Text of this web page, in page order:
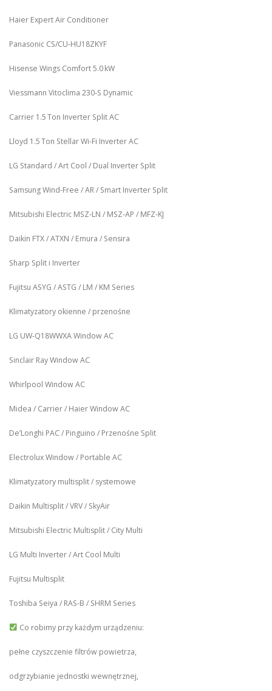
Haier Expert Air Conditioner
Panasonic CS/CU‑HU18ZKYF
Hisense Wings Comfort 5.0 kW
Viessmann Vitoclima 230‑S Dynamic
Carrier 1.5 Ton Inverter Split AC
Lloyd 1.5 Ton Stellar Wi‑Fi Inverter AC
LG Standard / Art Cool / Dual Inverter Split
Samsung Wind-Free / AR / Smart Inverter Split
Mitsubishi Electric MSZ‑LN / MSZ‑AP / MFZ-KJ
Daikin FTX / ATXN / Emura / Sensira
Sharp Split i Inverter
Fujitsu ASYG / ASTG / LM / KM Series
Klimatyzatory okienne / przenośne
LG UW‑Q18WWXA Window AC
Sinclair Ray Window AC
Whirlpool Window AC
Midea / Carrier / Haier Window AC
De’Longhi PAC / Pinguino / Przenośne Split
Electrolux Window / Portable AC
Klimatyzatory multisplit / systemowe
Daikin Multisplit / VRV / SkyAir
Mitsubishi Electric Multisplit / City Multi
LG Multi Inverter / Art Cool Multi
Fujitsu Multisplit
Toshiba Seiya / RAS-B / SHRM Series
Co robimy przy każdym urządzeniu:
pełne czyszczenie filtrów powietrza,
odgrzybianie jednostki wewnętrznej,